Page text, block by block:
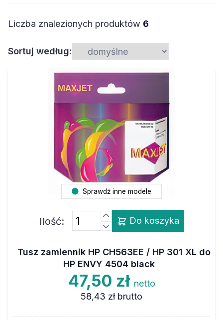
Liczba znalezionych produktów 6
Sortuj według:
Sprawdź inne modele
Ilość: Do koszyka
Tusz zamiennik HP CH563EE / HP 301 XL do
HP ENVY 4504 black
47,50 zł netto
58,43 zł brutto